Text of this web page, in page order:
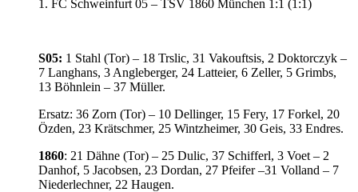
1. FC Schweinfurt 05 – TSV 1860 München 1:1 (1:1)
S05: 1 Stahl (Tor) – 18 Trslic, 31 Vakouftsis, 2 Doktorczyk –
7 Langhans, 3 Angleberger, 24 Latteier, 6 Zeller, 5 Grimbs,
13 Böhnlein – 37 Müller.
Ersatz: 36 Zorn (Tor) – 10 Dellinger, 15 Fery, 17 Forkel, 20
Özden, 23 Krätschmer, 25 Wintzheimer, 30 Geis, 33 Endres.
1860: 21 Dähne (Tor) – 25 Dulic, 37 Schifferl, 3 Voet – 2
Danhof, 5 Jacobsen, 23 Dordan, 27 Pfeifer –31 Volland – 7
Niederlechner, 22 Haugen.